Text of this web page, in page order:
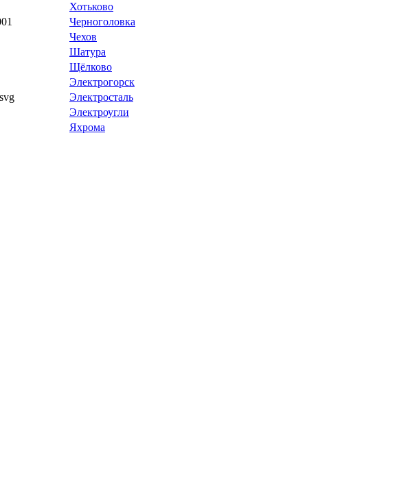
Хотьково
Черноголовка
Чехов
Шатура
Щёлково
Электрогорск
Электросталь
Электроугли
Яхрома